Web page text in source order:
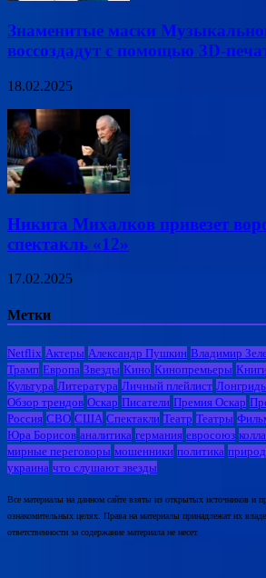
Знаменитые маски
воссоздадут с помощью 3D-
18.02.2025
Никита Михалков привезет
спектакль «12»
17.02.2025
Метки
Netflix Актеры Александр Пушкин Владимир
Трамп Европа Звезды Кино Кинопремьеры
Культура Литература Личный плейлист
Обзор трендов Оскар Писатели Премия Оскар
Россия СВО США Спектакли Театр Театры
Юра Борисов аналитика германия евросоюз
мирные переговоры мошенники политика
украина что слушают звезды
Все материалы на данном сайте взяты из открытых источников и
ознакомительных целях. Права на материалы принадлежат их
ответственности за содержание материала не несет.